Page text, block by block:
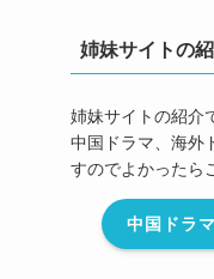
姉妹サイトの
姉妹サイトの紹介
中国ドラマ、海外
すのでよかったら
中国ドラ